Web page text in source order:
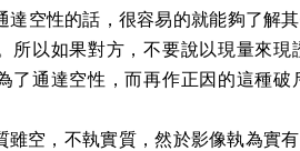
達空性的話，很容易的就能夠了解
所以如果對方，不要說以現量來
了通達空性，而再作正因的這種
雖空，不執實質，然於影像執為實